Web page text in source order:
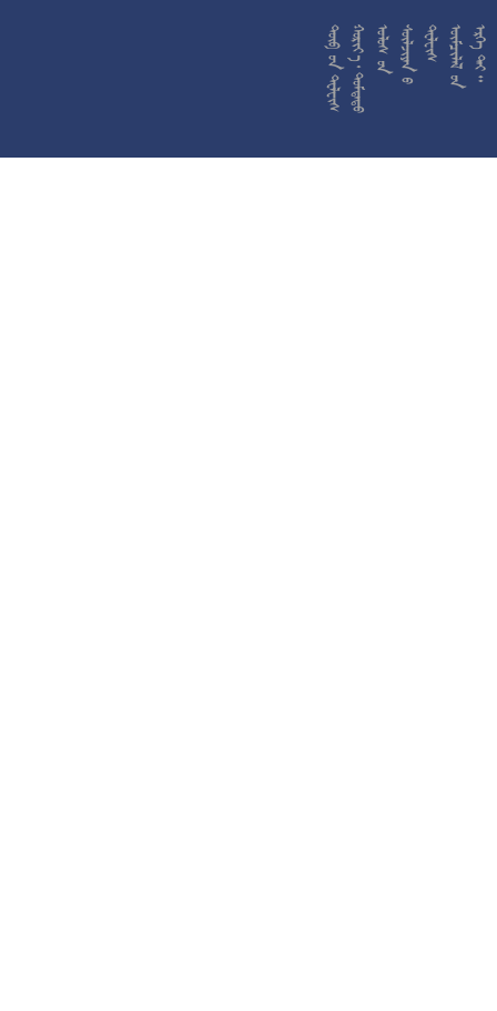










































































































